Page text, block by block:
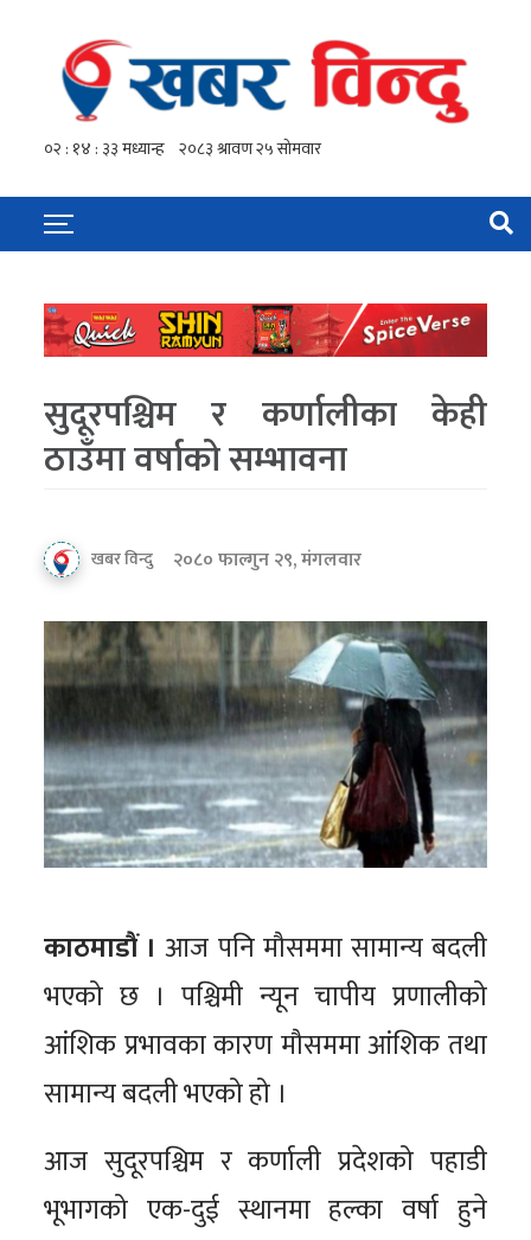
सुदूरपश्चिम र कर्णालीका केही
ठाउँमा वर्षाको सम्भावना
खबर विन्दु २०८० फाल्गुन २९, मंगलवार
काठमाडौं । आज पनि मौसममा सामान्य बदली
भएको छ । पश्चिमी न्यून चापीय प्रणालीको
आंशिक प्रभावका कारण मौसममा आंशिक तथा
सामान्य बदली भएको हो ।
आज सुदूरपश्चिम र कर्णाली प्रदेशको पहाडी
भूभागको एक-दुई स्थानमा हल्का वर्षा हुने